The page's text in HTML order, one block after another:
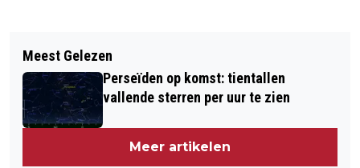
POLITIE SCHIET OP VLUCHTENDE
AUTOMOBILIST
RELLEN IN HONGKONG BIJ OPBREKEN
KAMP BETOGERS
Meest Gelezen
Perseïden op komst: tientallen
vallende sterren per uur te zien
Meer artikelen